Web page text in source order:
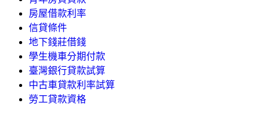
房屋借款利率
信貸條件
地下錢莊借錢
學生機車分期付款
臺灣銀行貸款試算
中古車貸款利率試算
勞工貸款資格